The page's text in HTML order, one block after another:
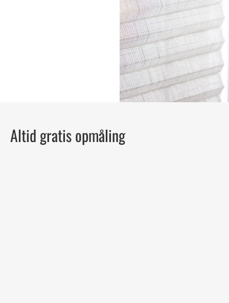
Altid gratis opmåling